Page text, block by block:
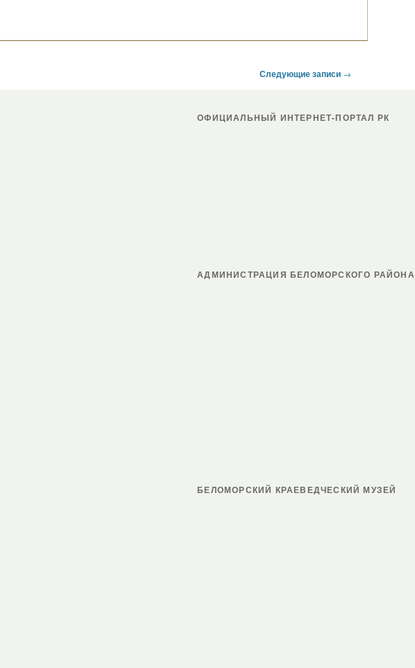
Следующие записи →
ОФИЦИАЛЬНЫЙ ИНТЕРНЕТ-ПОРТАЛ РК
АДМИНИСТРАЦИЯ БЕЛОМОРСКОГО РАЙОНА
БЕЛОМОРСКИЙ КРАЕВЕДЧЕСКИЙ МУЗЕЙ